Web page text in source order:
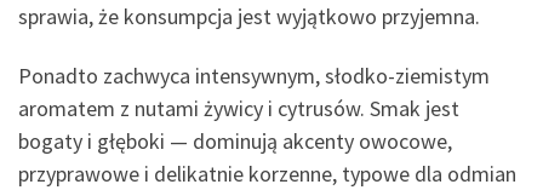
sprawia, że konsumpcja jest wyjątkowo przyjemna.
Ponadto zachwyca intensywnym, słodko-ziemistym
aromatem z nutami żywicy i cytrusów. Smak jest
bogaty i głęboki — dominują akcenty owocowe,
przyprawowe i delikatnie korzenne, typowe dla odmian